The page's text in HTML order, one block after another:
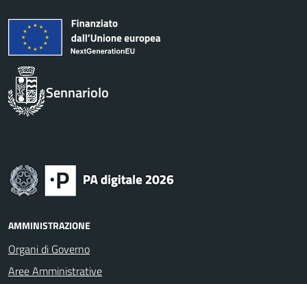
Sennariolo
AMMINISTRAZIONE
Organi di Governo
Aree Amministrative